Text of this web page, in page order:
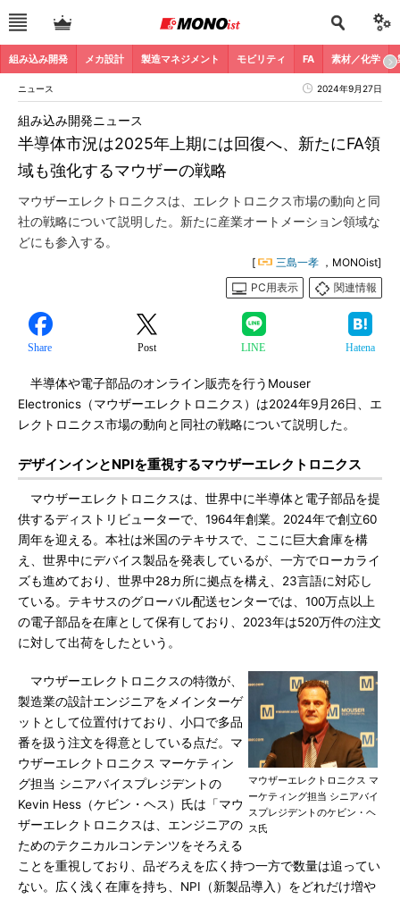
組み込み開発 メカ設計 製造マネジメント モビリティ FA 素材／化学
ニュース 2024年9月27日
半導体市況は2025年上期には回復へ、新たにFA領
域も強化するマウザーの戦略
組み込み開発ニュース
マウザーエレクトロニクスは、エレクトロニクス市場の動向と同
社の戦略について説明した。新たに産業オートメーション領域な
どにも参入する。
[ 三島一孝 ，MONOist]
PC用表示
関連情報
Share Post LINE Hatena
半導体や電子部品のオンライン販売を行うMouser
Electronics（マウザーエレクトロニクス）は2024年9月26日、エ
レクトロニクス市場の動向と同社の戦略について説明した。
デザインインとNPIを重視するマウザーエレクトロニクス
マウザーエレクトロニクスは、世界中に半導体と電子部品を提
供するディストリビューターで、1964年創業。2024年で創立60
周年を迎える。本社は米国のテキサスで、ここに巨大倉庫を構
え、世界中にデバイス製品を発表しているが、一方でローカライ
ズも進めており、世界中28カ所に拠点を構え、23言語に対応し
ている。テキサスのグローバル配送センターでは、100万点以上
の電子部品を在庫として保有しており、2023年は520万件の注文
に対して出荷をしたという。
マウザーエレクトロニクス マ
ーケティング担当 シニアバイ
スプレジデントのケビン・ヘ
ス氏
マウザーエレクトロニクスの特徴が、
製造業の設計エンジニアをメインターゲ
ットとして位置付けており、小口で多品
番を扱う注文を得意としている点だ。マ
ウザーエレクトロニクス マーケティン
グ担当 シニアバイスプレジデントの
Kevin Hess（ケビン・ヘス）氏は「マウ
ザーエレクトロニクスは、エンジニアの
ためのテクニカルコンテンツをそろえる
ことを重視しており、品ぞろえを広く持つ一方で数量は追ってい
ない。広く浅く在庫を持ち、NPI（新製品導入）をどれだけ増や